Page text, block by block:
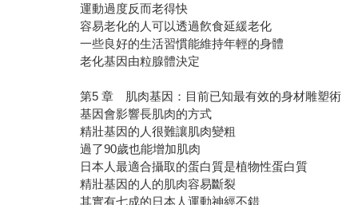
運動過度反而老得快
容易老化的人可以透過飮食延緩老化
一些良好的生活習慣能維持年輕的身體
老化基因由粒腺體決定
第5 章 肌肉基因：目前已知最有效的身材雕塑術
基因會影響長肌肉的方式
精壯基因的人很難讓肌肉變粗
過了90歲也能增加肌肉
日本人最適合攝取的蛋白質是植物性蛋白質
精壯基因的人的肌肉容易斷裂
其實有七成的日本人運動神經不錯